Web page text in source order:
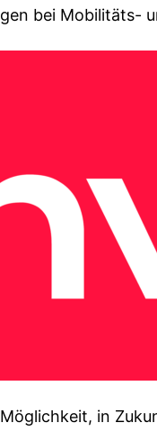
bei Mobilitäts-
in